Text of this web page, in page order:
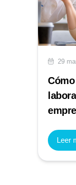
29
Leer